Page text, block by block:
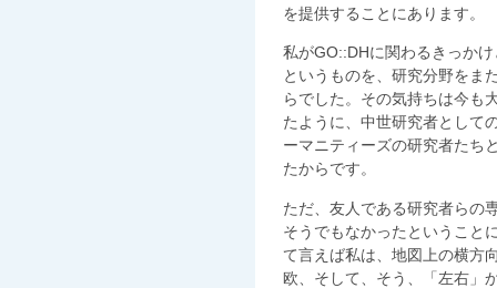
を提供することにあります。
私がGO::DHに関わるきっか
というものを、研究分野をま
らでした。その気持ちは今も
たように、中世研究者として
ーマニティーズの研究者たち
たからです。
ただ、友人である研究者らの
そうでもなかったということ
て言えば私は、地図上の横方
欧、そして、そう、「左右」